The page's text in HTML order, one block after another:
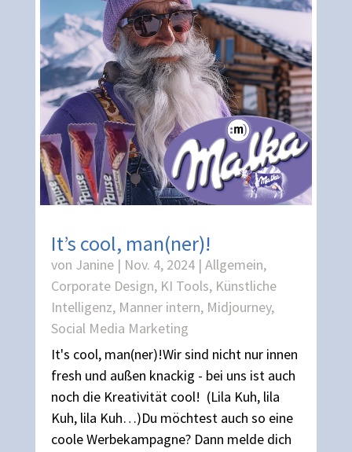
It’s cool, man(ner)!
von Janine| Nov. 4, 2024| Allgemein,
Corporate Design, KI Tools, Künstliche
Intelligenz, Manner intern, Midjourney,
Social Media Marketing
It's cool, man(ner)!Wir sind nicht nur innen
fresh und außen knackig - bei uns ist auch
noch die Kreativität cool! (Lila Kuh, lila
Kuh, lila Kuh…)Du möchtest auch so eine
coole Werbekampagne? Dann melde dich